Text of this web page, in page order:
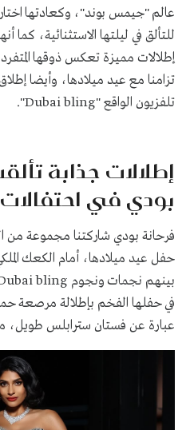
عالم "جيمس بوند"، وكعادتها
للتألق في ليلتها الاستثنائية، كما
إطلالات مميزة تعكس ذوقها
تزامنا مع عيد ميلادها، وأيضا
تلفزيون الواقع "Dubai bling".
إطلالات جذابة
بودي في
فرحانة بودي شاركتنا مجموعة من
حفل عيد ميلادها، أمام الكعك
في حفلها الفخم بإطلالة مرصعة
عبارة عن فستان سترابلس طويل،